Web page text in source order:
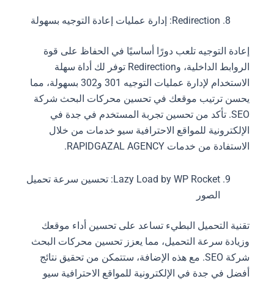
Redirection: إدارة عمليات إعادة التوجيه بسهولة
إعادة التوجيه تلعب دورًا أساسيًا في الحفاظ على قوة
الروابط الداخلية، وRedirection توفر لك أداة سهلة
الاستخدام لإدارة عمليات التوجيه 301 و302 بسهولة، مما
يحسن ترتيب موقعك في تحسين محركات البحث شركة
SEO. تأكد من تحسين تجربة المستخدم في جدة في
الإلكترونية للمواقع الاحترافية سيو خدمات من خلال
الاستفادة من خدمات RAPIDGAZAL AGENCY.
Lazy Load by WP Rocket: تحسين سرعة تحميل
الصور
تقنية التحميل البطيء تساعد على تحسين أداء موقعك
وزيادة سرعة التحميل، مما يعزز تحسين محركات البحث
شركة SEO. مع هذه الإضافة، ستتمكن من تحقيق نتائج
أفضل في جدة في الإلكترونية للمواقع الاحترافية سيو